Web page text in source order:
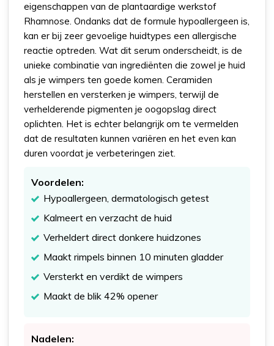
eigenschappen van de plantaardige werkstof
Rhamnose. Ondanks dat de formule hypoallergeen is,
kan er bij zeer gevoelige huidtypes een allergische
reactie optreden. Wat dit serum onderscheidt, is de
unieke combinatie van ingrediënten die zowel je huid
als je wimpers ten goede komen. Ceramiden
herstellen en versterken je wimpers, terwijl de
verhelderende pigmenten je oogopslag direct
oplichten. Het is echter belangrijk om te vermelden
dat de resultaten kunnen variëren en het even kan
duren voordat je verbeteringen ziet.
Voordelen:
Hypoallergeen, dermatologisch getest
Kalmeert en verzacht de huid
Verheldert direct donkere huidzones
Maakt rimpels binnen 10 minuten gladder
Versterkt en verdikt de wimpers
Maakt de blik 42% opener
Nadelen: